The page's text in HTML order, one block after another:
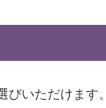
びいただけます。